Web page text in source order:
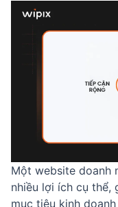
Một website doanh
nhiều lợi ích cụ thể,
mục tiêu kinh